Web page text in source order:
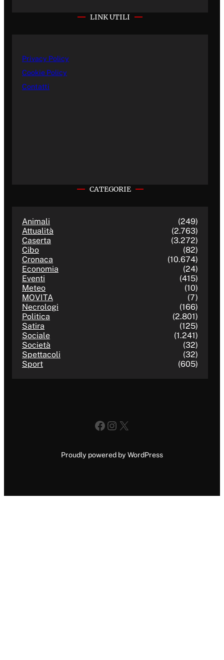
LINK UTILI
Privacy Policy
Cookie Policy
Contatti
CATEGORIE
Animali
(249)
Attualità
(2.763)
Caserta
(3.272)
Cibo
(82)
Cronaca
(10.674)
Economia
(24)
Eventi
(415)
Meteo
(10)
MOVITA
(7)
Necrologi
(166)
Politica
(2.801)
Satira
(125)
Sociale
(1.241)
Società
(32)
Spettacoli
(32)
Sport
(605)
Facebook
Instagram
X
Proudly powered by WordPress